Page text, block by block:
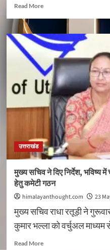
Read MoreRead
चारधाम
यात्रा
अभितक
कैसी
है
स्थिति,
आयुक्त
गढ़वाल
सारी
जानकारी
उत्तराखंड
मुख्य सचिव ने दिए निर्देश, भविष्य में
हेतु कमेटी गठन
himalayanthought.com 23
मुख्य सचिव राधा रतूड़ी ने
कुमार भल्ला को वर्चुअल
Read MoreRead